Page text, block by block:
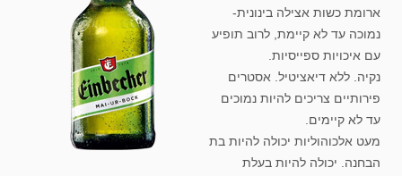
ארומת כשות אצילה בינונית-
נמוכה עד לא קיימת, לרוב תופיע
עם איכויות ספייסיות.
נקיה. ללא דיאציטיל. אסטרים
פירותיים צריכים להיות נמוכים
עד לא קיימים.
מעט אלכוהוליות יכולה להיות בת
הבחנה. יכולה להיות בעלת